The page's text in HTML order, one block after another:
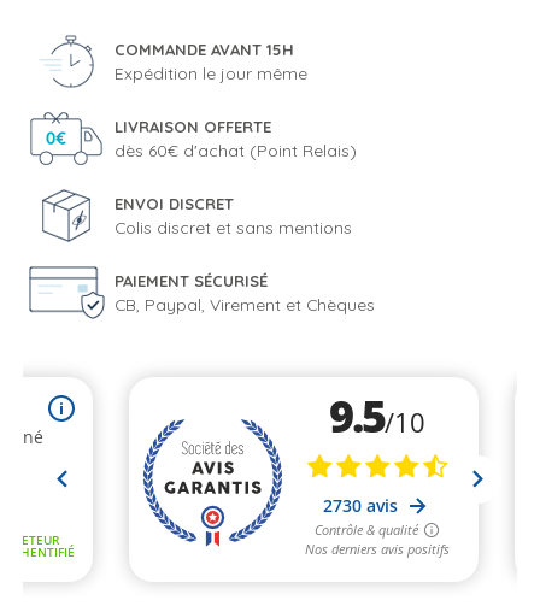
COMMANDE AVANT 15H
Expédition le jour même
LIVRAISON OFFERTE
dès 60€ d'achat (Point Relais)
ENVOI DISCRET
Colis discret et sans mentions
PAIEMENT SÉCURISÉ
CB, Paypal, Virement et Chèques